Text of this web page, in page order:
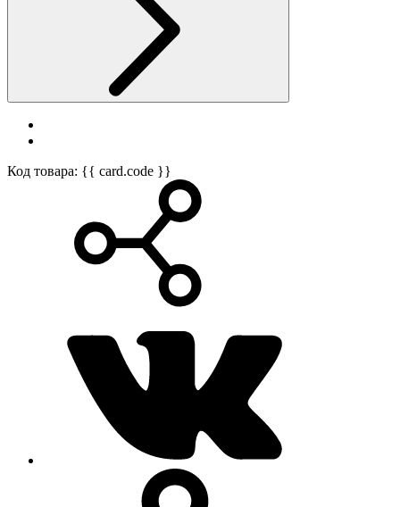
Код товара: {{ card.code }}